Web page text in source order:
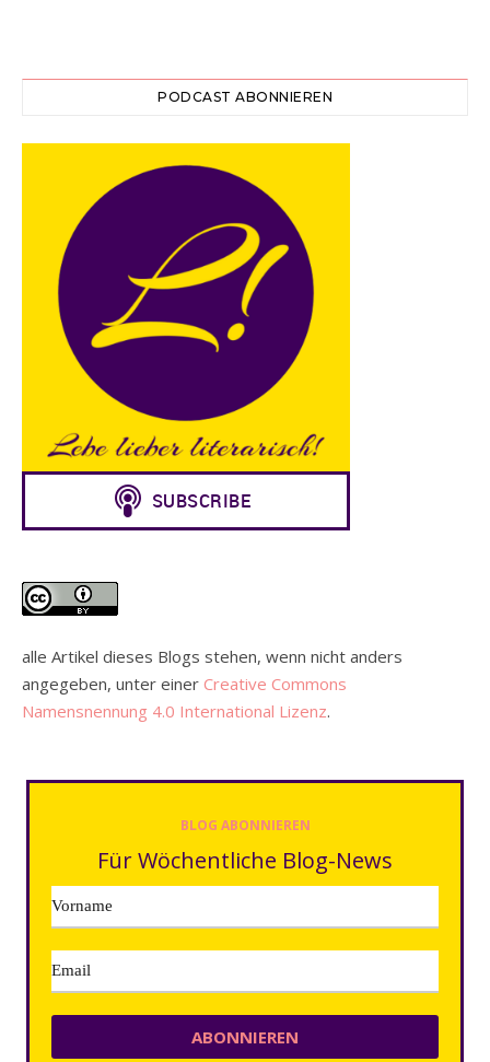
PODCAST ABONNIEREN
alle Artikel dieses Blogs stehen, wenn nicht anders
angegeben, unter einer Creative Commons
Namensnennung 4.0 International Lizenz.
BLOG ABONNIEREN
Für Wöchentliche Blog-News